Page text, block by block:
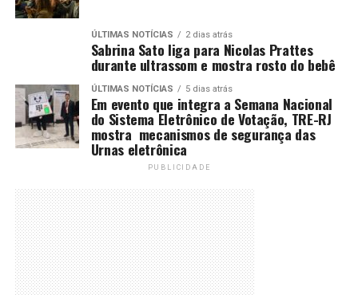
ÚLTIMAS NOTÍCIAS 2 dias atrás
Sabrina Sato liga para Nicolas Prattes
durante ultrassom e mostra rosto do bebê
ÚLTIMAS NOTÍCIAS 5 dias atrás
Em evento que integra a Semana Nacional
do Sistema Eletrônico de Votação, TRE-RJ
mostra mecanismos de segurança das
Urnas eletrônica
PUBLICIDADE